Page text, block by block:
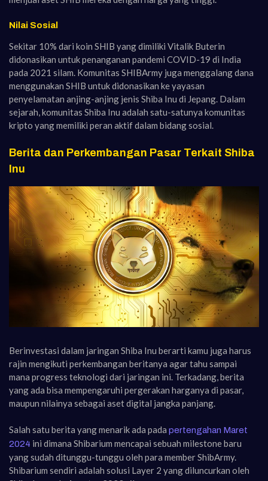
Nilai Sosial
Sekitar 10% dari koin SHIB yang dimiliki Vitalik Buterin
didonasikan untuk penanganan pandemi COVID-19 di India
pada 2021 silam. Komunitas SHIBArmy juga menggalang dana
menggunakan SHIB untuk didonasikan ke yayasan
penyelamatan anjing-anjing jenis Shiba Inu di Jepang. Dalam
sejarah, komunitas Shiba Inu adalah satu-satunya komunitas
kripto yang memiliki peran aktif dalam bidang sosial.
Berita dan Perkembangan Pasar Terkait Shiba
Inu
Berinvestasi dalam jaringan Shiba Inu berarti kamu juga harus
rajin mengikuti perkembangan beritanya agar tahu sampai
mana progress teknologi dari jaringan ini. Terkadang, berita
yang ada bisa mempengaruhi pergerakan harganya di pasar,
maupun nilainya sebagai aset digital jangka panjang.
Salah satu berita yang menarik ada pada pertengahan Maret
2024 ini dimana Shibarium mencapai sebuah milestone baru
yang sudah ditunggu-tunggu oleh para member ShibArmy.
Shibarium sendiri adalah solusi Layer 2 yang diluncurkan oleh